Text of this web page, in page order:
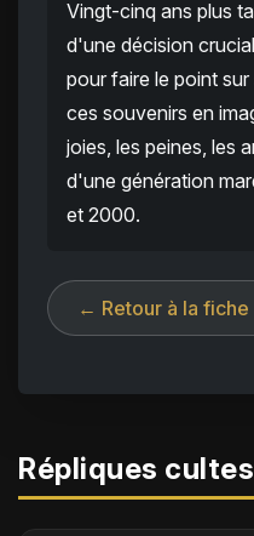
Vingt-cinq ans plus
d'une décision
pour faire le point
ces souvenirs en
joies, les peines, les
d'une génération
et 2000.
← Retour à la fiche
Répliques